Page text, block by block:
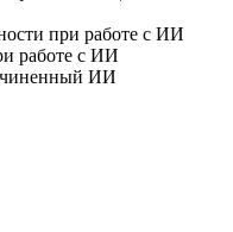
при работе с ИИ
работе с ИИ
ИИ